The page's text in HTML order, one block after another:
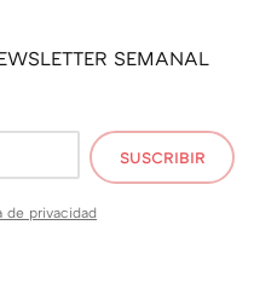
SEMANAL
SUSCRIBIR
de privacidad